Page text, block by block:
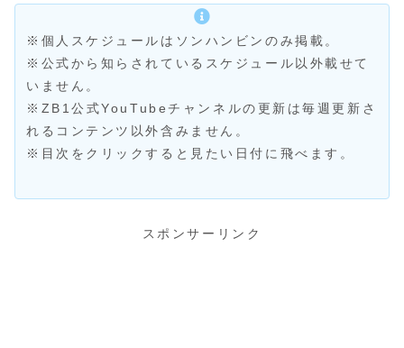
※個人スケジュールはソンハンビンのみ掲載。
※公式から知らされているスケジュール以外載せて
いません。
※ZB1公式YouTubeチャンネルの更新は毎週更新さ
れるコンテンツ以外含みません。
※目次をクリックすると見たい日付に飛べます。
スポンサーリンク